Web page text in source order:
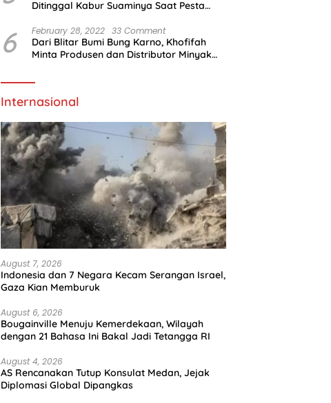
Ditinggal Kabur Suaminya Saat Pesta
6 February 28, 2022 33 Comment
Dari Blitar Bumi Bung Karno, Khofifah
Minta Produsen dan Distributor Minyak
Internasional
August 7, 2026
Indonesia dan 7 Negara Kecam Serangan Israel,
Gaza Kian Memburuk
August 6, 2026
Bougainville Menuju Kemerdekaan, Wilayah
dengan 21 Bahasa Ini Bakal Jadi Tetangga RI
August 4, 2026
AS Rencanakan Tutup Konsulat Medan, Jejak
Diplomasi Global Dipangkas